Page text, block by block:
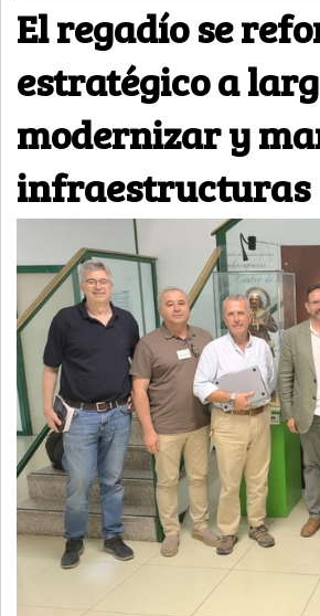
El regadío se
estratégico a
modernizar y
infraestructuras